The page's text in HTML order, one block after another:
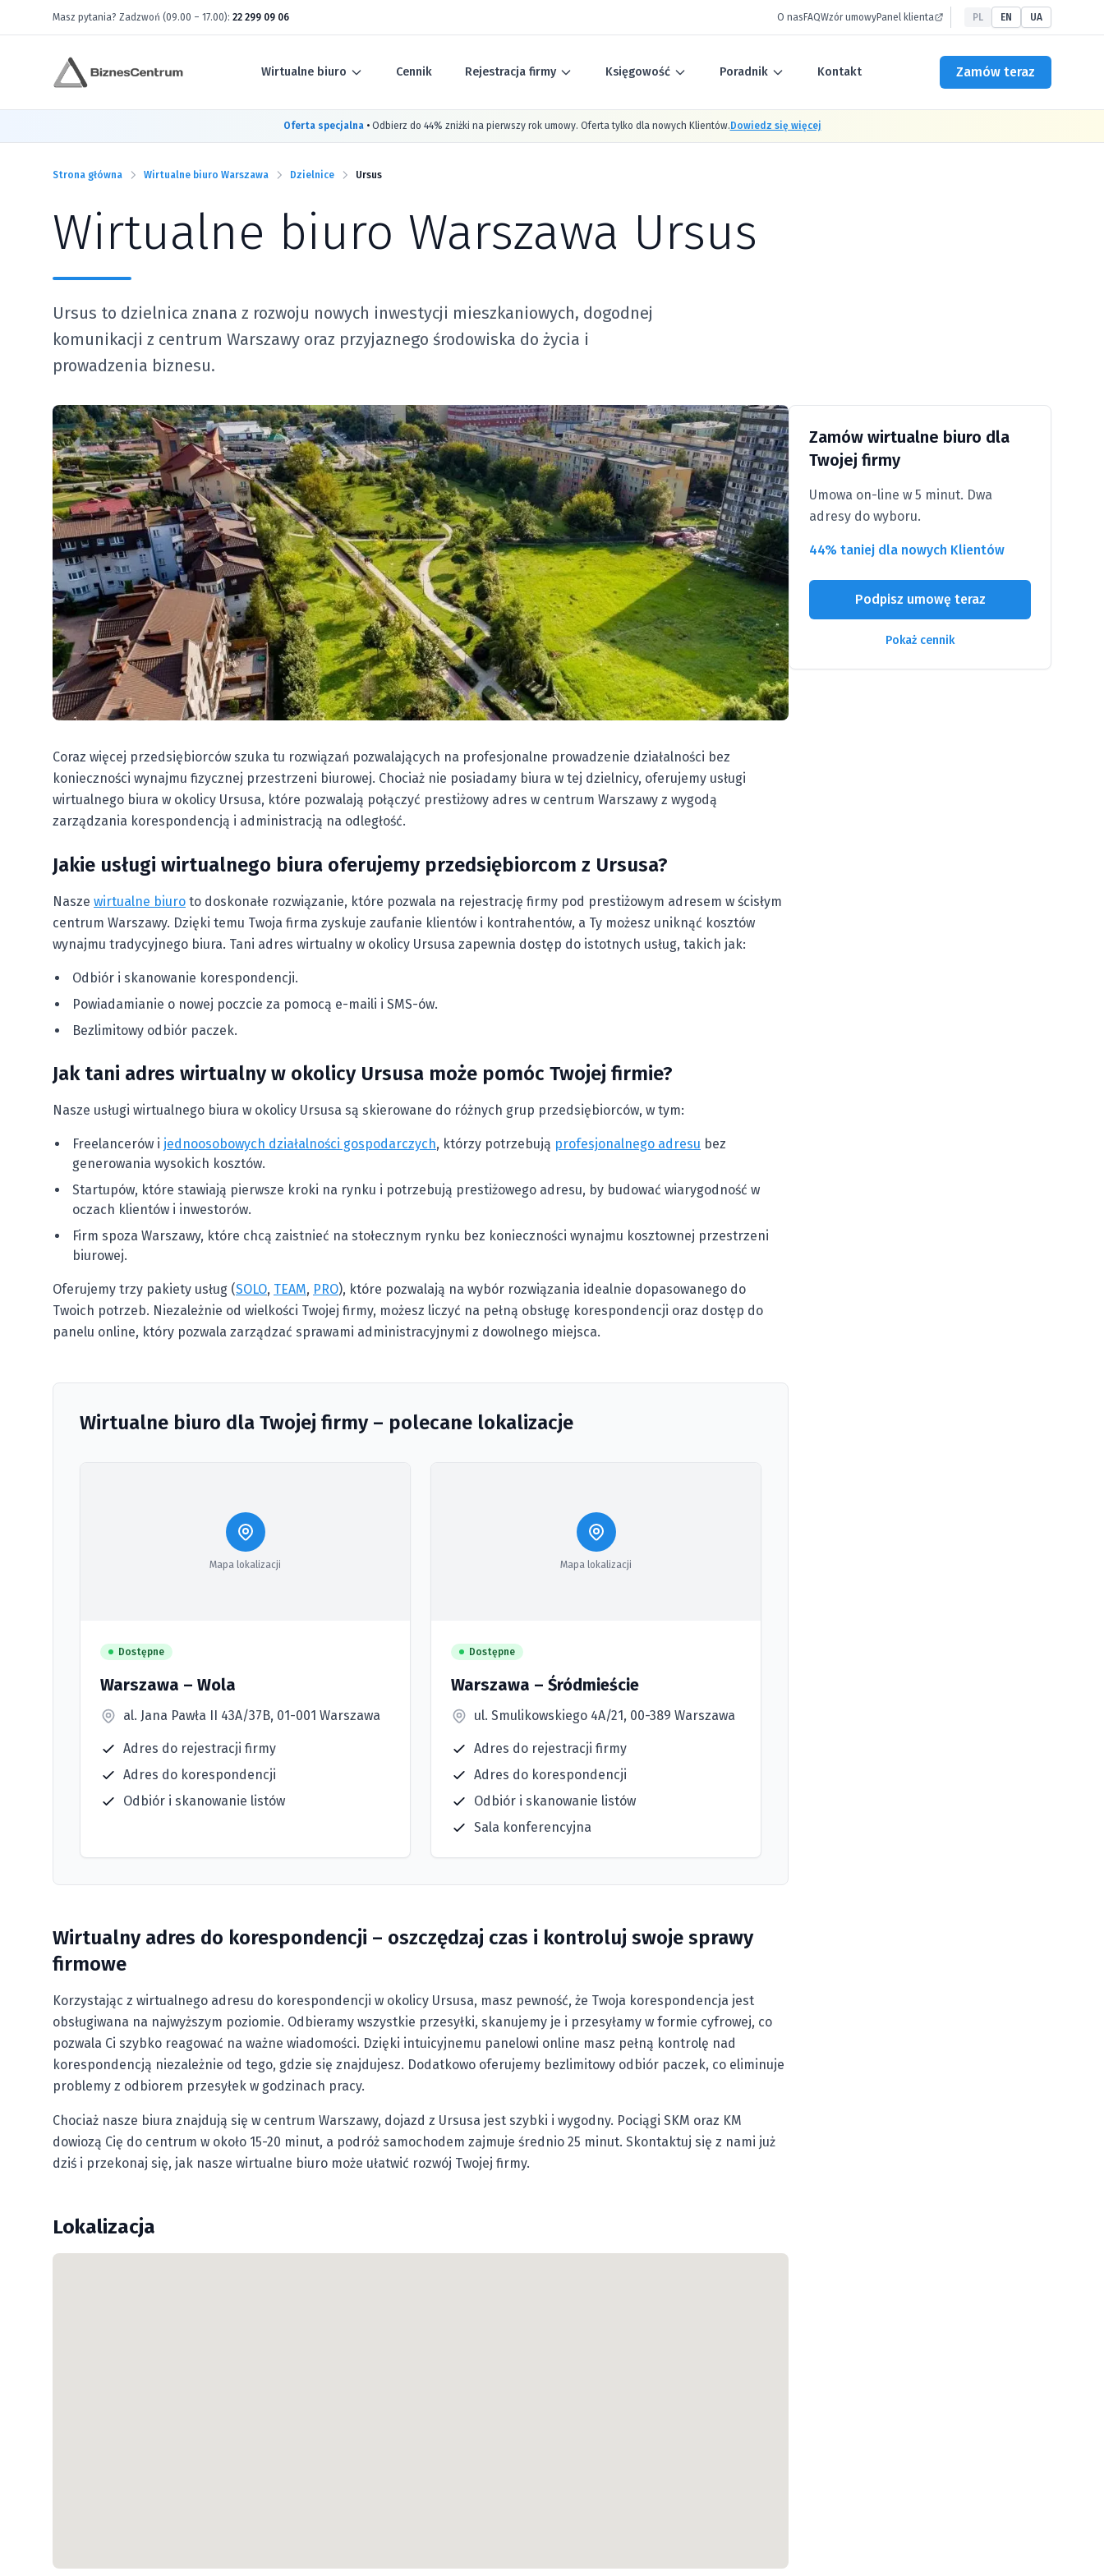
Masz pytania? Zadzwoń (09.00 – 17.00): 22 299 09 06 O nas FAQWzór umowyPanel klienta PL EN UA
Wirtualne biuro Cennik Rejestracja firmy Księgowość Poradnik Kontakt Zamów teraz
Oferta specjalna• Odbierz do 44% zniżki na pierwszy rok umowy. Oferta tylko dla nowych Klientów.Dowiedz się więcej
Strona główna Wirtualne biuro Warszawa Dzielnice Ursus
Wirtualne biuro Warszawa Ursus
Ursus to dzielnica znana z rozwoju nowych inwestycji mieszkaniowych, dogodnej
komunikacji z centrum Warszawy oraz przyjaznego środowiska do życia i
prowadzenia biznesu.
Coraz więcej przedsiębiorców szuka tu rozwiązań pozwalających na profesjonalne prowadzenie działalności bez
konieczności wynajmu fizycznej przestrzeni biurowej. Chociaż nie posiadamy biura w tej dzielnicy, oferujemy usługi
wirtualnego biura w okolicy Ursusa, które pozwalają połączyć prestiżowy adres w centrum Warszawy z wygodą
zarządzania korespondencją i administracją na odległość.
Jakie usługi wirtualnego biura oferujemy przedsiębiorcom z Ursusa?
Nasze wirtualne biuro to doskonałe rozwiązanie, które pozwala na rejestrację firmy pod prestiżowym adresem w ścisłym
centrum Warszawy. Dzięki temu Twoja firma zyskuje zaufanie klientów i kontrahentów, a Ty możesz uniknąć kosztów
wynajmu tradycyjnego biura. Tani adres wirtualny w okolicy Ursusa zapewnia dostęp do istotnych usług, takich jak:
Odbiór i skanowanie korespondencji.
Powiadamianie o nowej poczcie za pomocą e-maili i SMS-ów.
Bezlimitowy odbiór paczek.
Jak tani adres wirtualny w okolicy Ursusa może pomóc Twojej firmie?
Nasze usługi wirtualnego biura w okolicy Ursusa są skierowane do różnych grup przedsiębiorców, w tym:
Freelancerów i jednoosobowych działalności gospodarczych, którzy potrzebują profesjonalnego adresu bez
generowania wysokich kosztów.
Startupów, które stawiają pierwsze kroki na rynku i potrzebują prestiżowego adresu, by budować wiarygodność w
oczach klientów i inwestorów.
Firm spoza Warszawy, które chcą zaistnieć na stołecznym rynku bez konieczności wynajmu kosztownej przestrzeni
biurowej.
Oferujemy trzy pakiety usług (SOLO, TEAM, PRO), które pozwalają na wybór rozwiązania idealnie dopasowanego do
Twoich potrzeb. Niezależnie od wielkości Twojej firmy, możesz liczyć na pełną obsługę korespondencji oraz dostęp do
panelu online, który pozwala zarządzać sprawami administracyjnymi z dowolnego miejsca.
Wirtualne biuro dla Twojej firmy – polecane lokalizacje
Mapa lokalizacji
Dostępne
Warszawa – Wola
al. Jana Pawła II 43A/37B, 01-001 Warszawa
Adres do rejestracji firmy
Adres do korespondencji
Odbiór i skanowanie listów
Mapa lokalizacji
Dostępne
Warszawa – Śródmieście
ul. Smulikowskiego 4A/21, 00-389 Warszawa
Adres do rejestracji firmy
Adres do korespondencji
Odbiór i skanowanie listów
Sala konferencyjna
Wirtualny adres do korespondencji – oszczędzaj czas i kontroluj swoje sprawy
firmowe
Korzystając z wirtualnego adresu do korespondencji w okolicy Ursusa, masz pewność, że Twoja korespondencja jest
obsługiwana na najwyższym poziomie. Odbieramy wszystkie przesyłki, skanujemy je i przesyłamy w formie cyfrowej, co
pozwala Ci szybko reagować na ważne wiadomości. Dzięki intuicyjnemu panelowi online masz pełną kontrolę nad
korespondencją niezależnie od tego, gdzie się znajdujesz. Dodatkowo oferujemy bezlimitowy odbiór paczek, co eliminuje
problemy z odbiorem przesyłek w godzinach pracy.
Chociaż nasze biura znajdują się w centrum Warszawy, dojazd z Ursusa jest szybki i wygodny. Pociągi SKM oraz KM
dowiozą Cię do centrum w około 15-20 minut, a podróż samochodem zajmuje średnio 25 minut. Skontaktuj się z nami już
dziś i przekonaj się, jak nasze wirtualne biuro może ułatwić rozwój Twojej firmy.
Lokalizacja
Zamów wirtualne biuro dla
Twojej firmy
Umowa on-line w 5 minut. Dwa
adresy do wyboru.
44% taniej dla nowych Klientów
Podpisz umowę teraz
Pokaż cennik